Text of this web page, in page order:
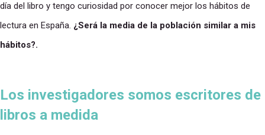
día del libro y tengo curiosidad por conocer mejor los hábitos de
lectura en España. ¿Será la media de la población similar a mis
hábitos?.
Los investigadores somos escritores de
libros a medida